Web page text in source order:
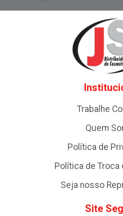
Trabalhe
Quem
Política de
Política de Troca
Seja nosso
Site